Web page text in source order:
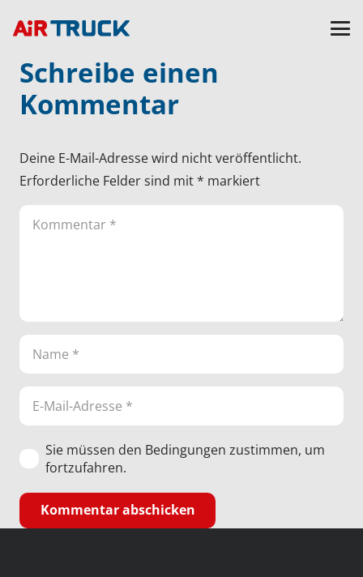
Schreibe einen
Kommentar
Deine E-Mail-Adresse wird nicht veröffentlicht.
Erforderliche Felder sind mit* markiert
Sie müssen den Bedingungen zustimmen, um
fortzufahren.
Kommentar abschicken